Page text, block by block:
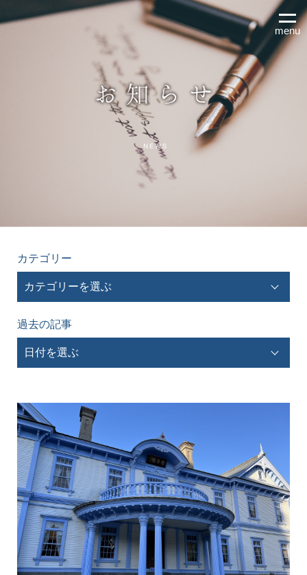
menu
カテゴリー
カテゴリーを選ぶ
過去の記事
日付を選ぶ